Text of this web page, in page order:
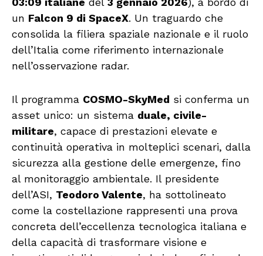
un Falcon 9 di SpaceX. Un traguardo che
consolida la filiera spaziale nazionale e il ruolo
dell’Italia come riferimento internazionale
nell’osservazione radar.
Il programma COSMO-SkyMed si conferma un
asset unico: un sistema duale, civile-
militare, capace di prestazioni elevate e
continuità operativa in molteplici scenari, dalla
sicurezza alla gestione delle emergenze, fino
al monitoraggio ambientale. Il presidente
dell’ASI, Teodoro Valente, ha sottolineato
come la costellazione rappresenti una prova
concreta dell’eccellenza tecnologica italiana e
della capacità di trasformare visione e